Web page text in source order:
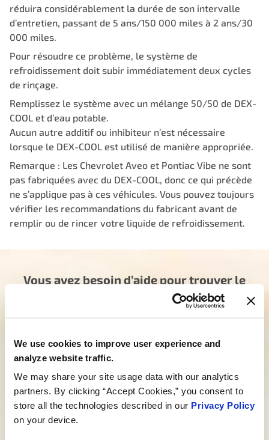
We use cookies to improve user experience and
analyze website traffic.
We may share your site usage data with our analytics
partners. By clicking “Accept Cookies,” you consent to
store all the technologies described in our Privacy Policy
on your device.
réduira considérablement la durée de son intervalle
d’entretien, passant de 5 ans/150 000 miles à 2 ans/30
000 miles.
Pour résoudre ce problème, le système de
refroidissement doit subir immédiatement deux cycles
de rinçage.
Remplissez le système avec un mélange 50/50 de DEX-
COOL et d’eau potable.
Aucun autre additif ou inhibiteur n’est nécessaire
lorsque le DEX-COOL est utilisé de manière appropriée.
Remarque : Les Chevrolet Aveo et Pontiac Vibe ne sont
pas fabriquées avec du DEX-COOL, donc ce qui précède
ne s’applique pas à ces véhicules. Vous pouvez toujours
vérifier les recommandations du fabricant avant de
remplir ou de rincer votre liquide de refroidissement.
Vous avez besoin d’aide pour trouver le
nous comment nous pouvons vous aider à trouver
le produit idéal pour vos besoins. Votre voyage vers
une meilleure expérience commence ici.
Parlez à un spécialiste MotoRad
Vous cherchez un développement sur